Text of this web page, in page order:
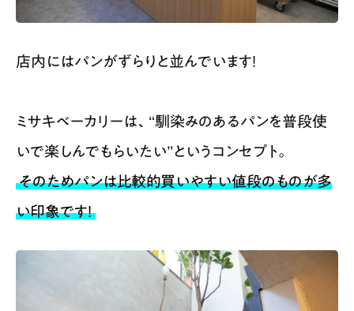
店内にはパンがずらりと並んでいます！
ミサキベーカリーは、“馴染みのあるパンを普段使
いで楽しんでもらいたい”というコンセプト。
そのためパンは比較的買いやすい値段のものが多
い印象です！